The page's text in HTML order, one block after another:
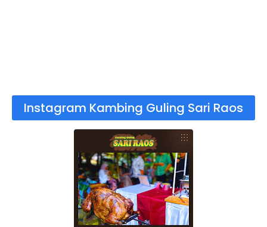
Instagram Kambing Guling Sari Raos